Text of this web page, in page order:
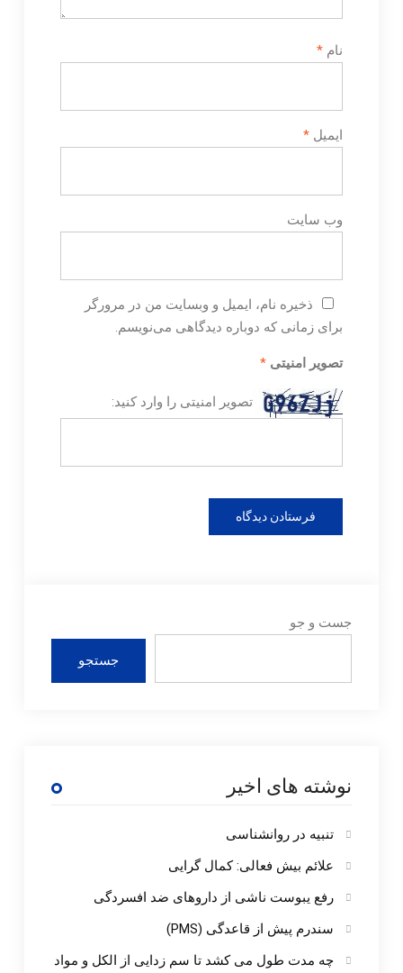
نام *
ایمیل *
وب‌ سایت
ذخیره نام، ایمیل و وبسایت من در مرورگر
برای زمانی که دوباره دیدگاهی می‌نویسم.
تصویر امنیتی *
تصویر امنیتی را وارد کنید:
جست و جو
جستجو
نوشته های اخیر
تنبیه در روانشناسی
علائم بیش فعالی: کمال گرایی
رفع یبوست ناشی از داروهای ضد افسردگی
سندرم پیش از قاعدگی (PMS)
چه مدت طول می کشد تا سم زدایی از الکل و مواد